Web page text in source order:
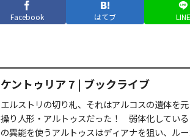
Facebook はてブ LINE
ケントゥリア 7 | ブックライブ
エルストリの切り札、それはアルコスの遺体を
操り人形・アルトゥスだった！ 弱体化している
の異能を使うアルトゥスはディアナを狙い、ル